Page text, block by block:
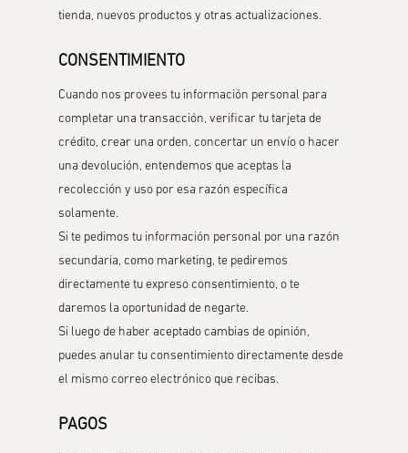
tienda, nuevos productos y otras actualizaciones.
CONSENTIMIENTO
Cuando nos provees tu información personal para
completar una transacción, verificar tu tarjeta de
crédito, crear una orden, concertar un envío o hacer
una devolución, entendemos que aceptas la
recolección y uso por esa razón específica
solamente.
Si te pedimos tu información personal por una razón
secundaria, como marketing, te pediremos
directamente tu expreso consentimiento, o te
daremos la oportunidad de negarte.
Si luego de haber aceptado cambias de opinión,
puedes anular tu consentimiento directamente desde
el mismo correo electrónico que recibas.
PAGOS